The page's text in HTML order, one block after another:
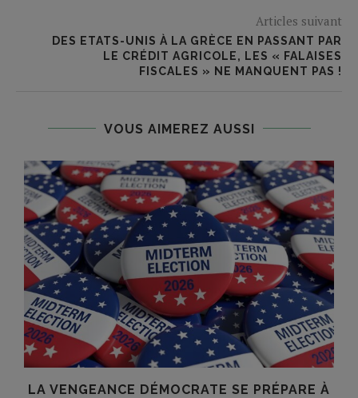
Articles suivant
DES ETATS-UNIS À LA GRÈCE EN PASSANT PAR
LE CRÉDIT AGRICOLE, LES « FALAISES
FISCALES » NE MANQUENT PAS !
VOUS AIMEREZ AUSSI
LA VENGEANCE DÉMOCRATE SE PRÉPARE À